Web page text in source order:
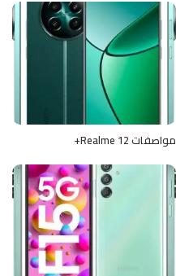
مواصفات Realme 12+